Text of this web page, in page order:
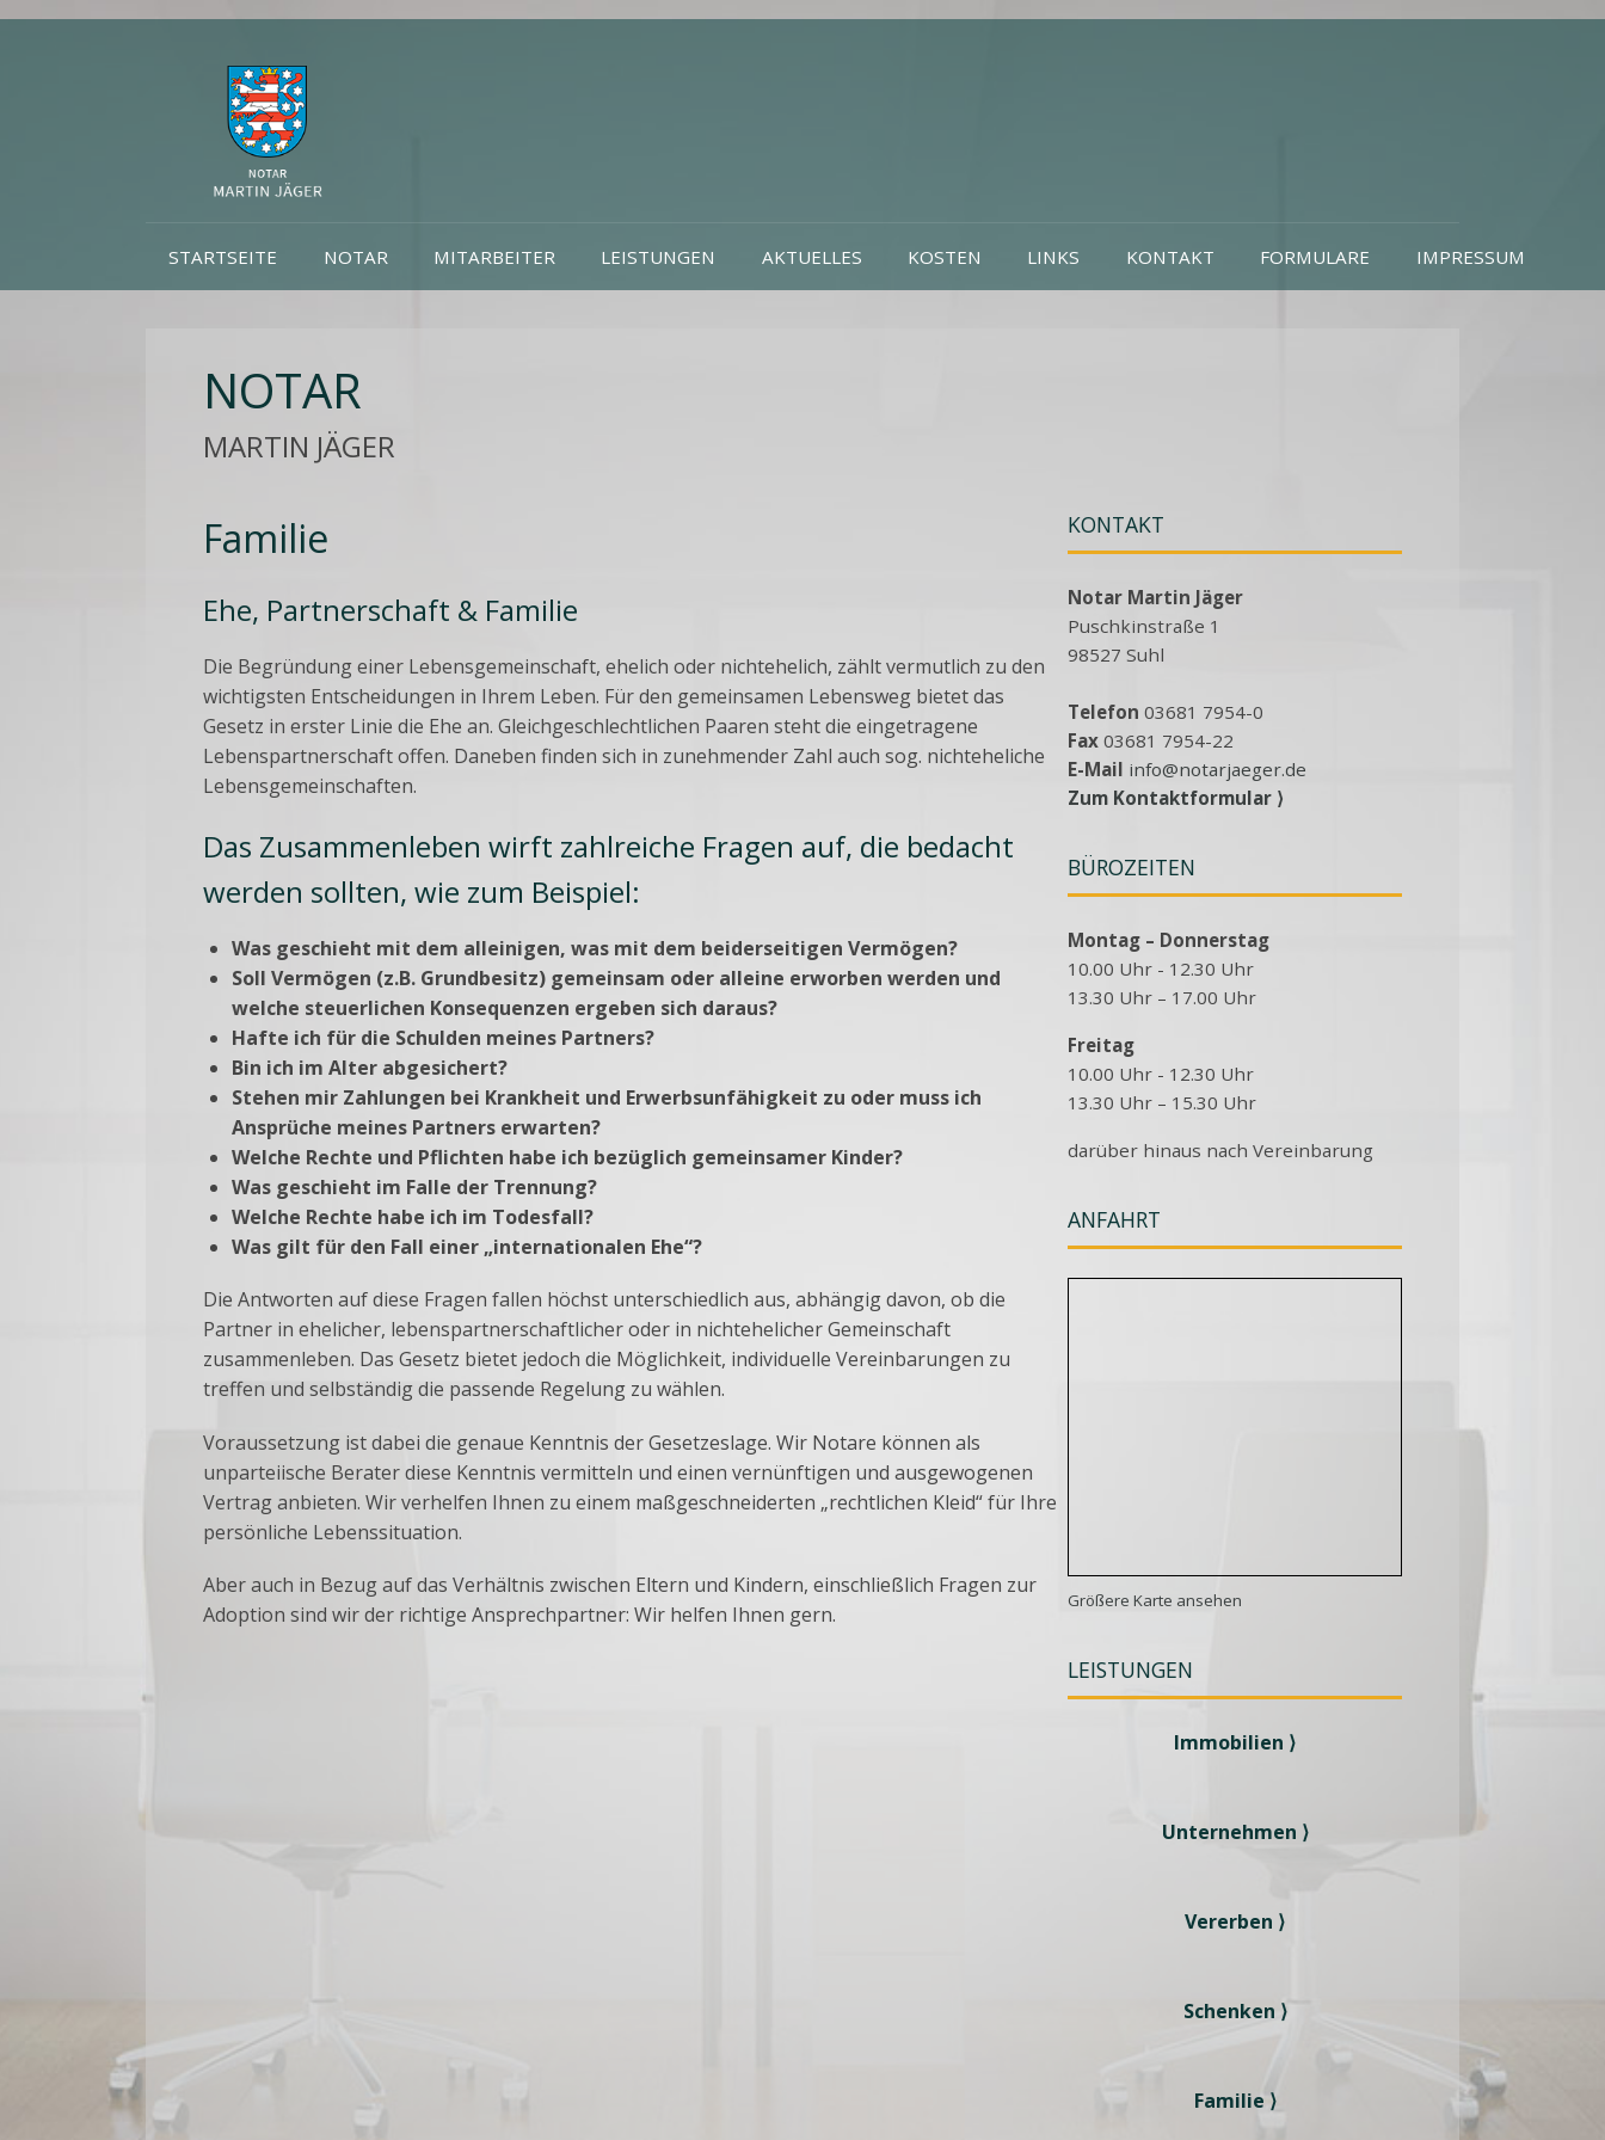
STARTSEITE NOTAR MITARBEITER LEISTUNGEN AKTUELLES KOSTEN LINKS KONTAKT FORMULARE IMPRESSUM
NOTAR
MARTIN JÄGER
Familie
Ehe, Partnerschaft & Familie
Die Begründung einer Lebensgemeinschaft, ehelich oder nichtehelich, zählt vermutlich zu den
wichtigsten Entscheidungen in Ihrem Leben. Für den gemeinsamen Lebensweg bietet das
Gesetz in erster Linie die Ehe an. Gleichgeschlechtlichen Paaren steht die eingetragene
Lebenspartnerschaft offen. Daneben finden sich in zunehmender Zahl auch sog. nichteheliche
Lebensgemeinschaften.
Das Zusammenleben wirft zahlreiche Fragen auf, die bedacht
werden sollten, wie zum Beispiel:
Was geschieht mit dem alleinigen, was mit dem beiderseitigen Vermögen?
Soll Vermögen (z.B. Grundbesitz) gemeinsam oder alleine erworben werden und
welche steuerlichen Konsequenzen ergeben sich daraus?
Hafte ich für die Schulden meines Partners?
Bin ich im Alter abgesichert?
Stehen mir Zahlungen bei Krankheit und Erwerbsunfähigkeit zu oder muss ich
Ansprüche meines Partners erwarten?
Welche Rechte und Pflichten habe ich bezüglich gemeinsamer Kinder?
Was geschieht im Falle der Trennung?
Welche Rechte habe ich im Todesfall?
Was gilt für den Fall einer „internationalen Ehe“?
Die Antworten auf diese Fragen fallen höchst unterschiedlich aus, abhängig davon, ob die
Partner in ehelicher, lebenspartnerschaftlicher oder in nichtehelicher Gemeinschaft
zusammenleben. Das Gesetz bietet jedoch die Möglichkeit, individuelle Vereinbarungen zu
treffen und selbständig die passende Regelung zu wählen.
Voraussetzung ist dabei die genaue Kenntnis der Gesetzeslage. Wir Notare können als
unparteiische Berater diese Kenntnis vermitteln und einen vernünftigen und ausgewogenen
Vertrag anbieten. Wir verhelfen Ihnen zu einem maßgeschneiderten „rechtlichen Kleid“ für Ihre
persönliche Lebenssituation.
Aber auch in Bezug auf das Verhältnis zwischen Eltern und Kindern, einschließlich Fragen zur
Adoption sind wir der richtige Ansprechpartner: Wir helfen Ihnen gern.
KONTAKT
Notar Martin Jäger
Puschkinstraße 1
98527 Suhl
Telefon 03681 7954-0
Fax 03681 7954-22
E-Mail info@notarjaeger.de
Zum Kontaktformular ⟩
BÜROZEITEN
Montag – Donnerstag
10.00 Uhr - 12.30 Uhr
13.30 Uhr – 17.00 Uhr
Freitag
10.00 Uhr - 12.30 Uhr
13.30 Uhr – 15.30 Uhr
darüber hinaus nach Vereinbarung
ANFAHRT
Größere Karte ansehen
LEISTUNGEN
Immobilien ⟩
Unternehmen ⟩
Vererben ⟩
Schenken ⟩
Familie ⟩